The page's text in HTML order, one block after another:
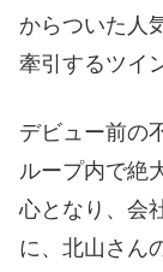
からついた人
牽引するツイ
デビュー前の
ループ内で絶
心となり、会
に、北山さん